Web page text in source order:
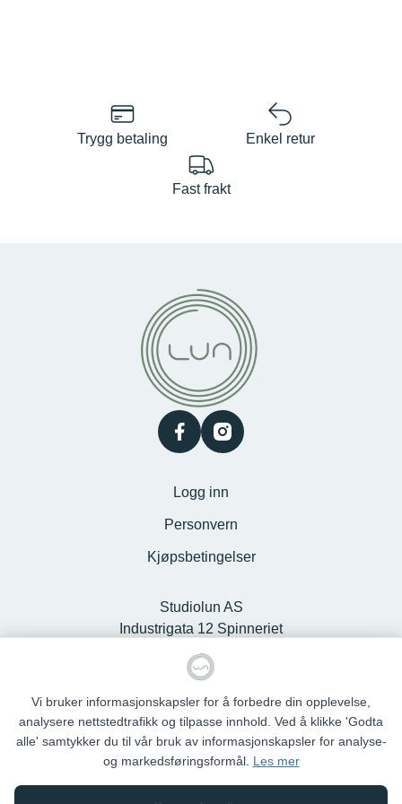
Trygg betaling Enkel retur
Fast frakt
facebookinstagram
Logg inn
Personvern
Kjøpsbetingelser
Studiolun AS
Industrigata 12 Spinneriet
Kjøpesenter, 6100 Volda -
Org.nr. 925127868
Studio Lun © 2026
Vi bruker informasjonskapsler for å forbedre din opplevelse,
analysere nettstedtrafikk og tilpasse innhold. Ved å klikke 'Godta
alle' samtykker du til vår bruk av informasjonskapsler for analyse-
og markedsføringsformål. Les mer